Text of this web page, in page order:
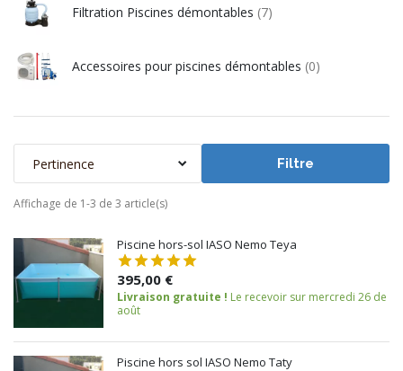
Filtration Piscines démontables (7)
Accessoires pour piscines démontables (0)
Pertinence Filtre
Affichage de 1-3 de 3 article(s)
Piscine hors-sol IASO Nemo Teya
395,00 €
Livraison gratuite ! Le recevoir sur mercredi 26 de
août
Piscine hors sol IASO Nemo Taty